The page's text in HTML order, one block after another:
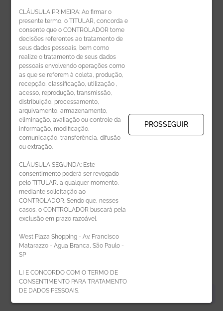
CLÁUSULA PRIMEIRA: Ao firmar o
presente termo, o TITULAR, concorda e
consente que o CONTROLADOR tome
decisões referentes ao tratamento de
seus dados pessoais, bem como
realize o tratamento de seus dados
pessoais envolvendo operações como
as que se referem à coleta, produção,
recepção, classificação, utilização ,
acesso, reprodução, transmissão,
distribuição, processamento,
arquivamento, armazenamento,
eliminação, avaliação ou controle da
informação, modificação,
comunicação, transferência, difusão
ou extração.
CLÁUSULA SEGUNDA: Este
consentimento poderá ser revogado
pelo TITULAR, a qualquer momento,
mediante solicitação ao
CONTROLADOR. Sendo que, nesses
casos, o CONTROLADOR buscará pela
exclusão em prazo razoável.
West Plaza Shopping - Av. Francisco
Matarazzo - Água Branca, São Paulo -
SP
LI E CONCORDO COM O TERMO DE
CONSENTIMENTO PARA TRATAMENTO
DE DADOS PESSOAIS.
PROSSEGUIR
Código de Ética de Parceiros
CADASTRE-SE
Receba novidades por e-mail:
CADASTRAR